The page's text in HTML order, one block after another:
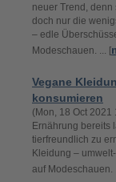
neuer Trend,
doch nur die
– edle
Modeschauen. ... [
Vegane
konsumieren
(Mon, 18 Oct
Ernährung bereits
tierfreundlich zu
Kleidung –
auf Modeschauen.